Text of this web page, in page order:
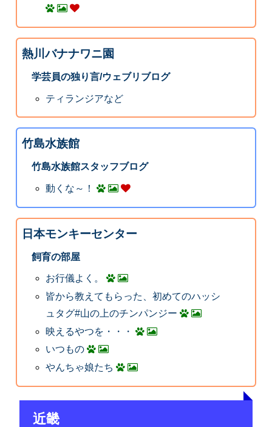
熱川バナナワニ園
学芸員の独り言/ウェブリブログ
ティランジアなど
竹島水族館
竹島水族館スタッフブログ
動くな～！
日本モンキーセンター
飼育の部屋
お行儀よく。
皆から教えてもらった、初めてのハッシ
ュタグ#山の上のチンパンジー
映えるやつを・・・
いつもの
やんちゃ娘たち
近畿